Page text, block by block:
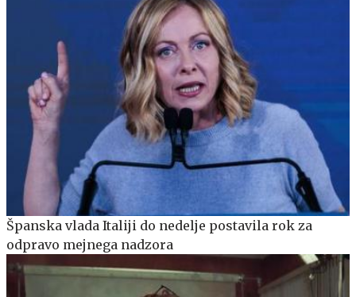
Španska vlada Italiji do nedelje postavila rok za
odpravo mejnega nadzora